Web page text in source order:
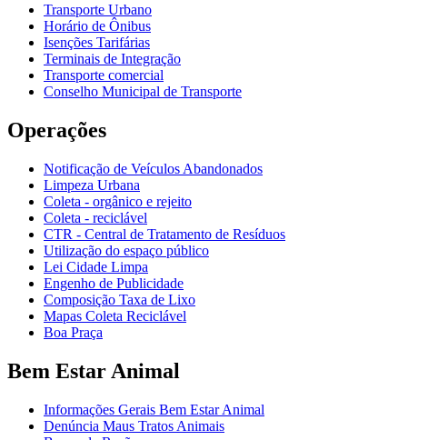
Transporte Urbano
Horário de Ônibus
Isenções Tarifárias
Terminais de Integração
Transporte comercial
Conselho Municipal de Transporte
Operações
Notificação de Veículos Abandonados
Limpeza Urbana
Coleta - orgânico e rejeito
Coleta - reciclável
CTR - Central de Tratamento de Resíduos
Utilização do espaço público
Lei Cidade Limpa
Engenho de Publicidade
Composição Taxa de Lixo
Mapas Coleta Reciclável
Boa Praça
Bem Estar Animal
Informações Gerais Bem Estar Animal
Denúncia Maus Tratos Animais